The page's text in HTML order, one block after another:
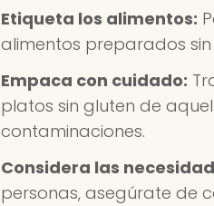
Etiqueta los alimentos:
alimentos preparados sin
Empaca con cuidado:
platos sin gluten de
contaminaciones.
Considera las
personas, asegúrate de